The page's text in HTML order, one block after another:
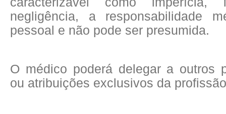
negligência, a responsabilidade
pessoal e não pode ser presumida.
O médico poderá delegar a outros
ou atribuições exclusivos da